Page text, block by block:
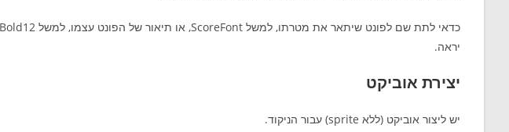
יראה.
יצירת אוביקט
יש ליצור אוביקט (ללא sprite) עבור הניקוד.